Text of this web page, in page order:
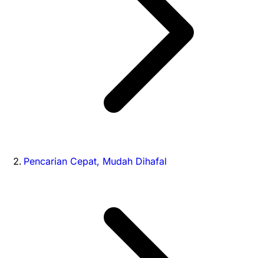
Pencarian Cepat, Mudah Dihafal